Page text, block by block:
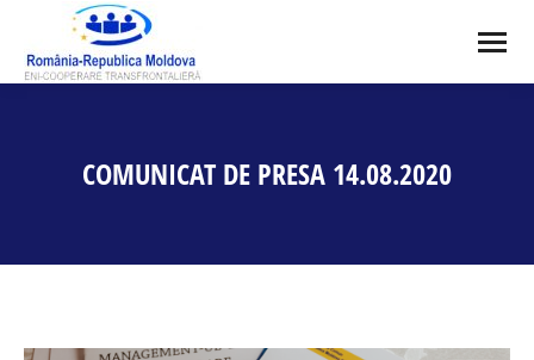
COMUNICAT DE PRESA 14.08.2020